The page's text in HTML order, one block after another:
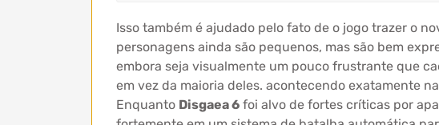
Isso também é ajudado pelo fato de o jogo trazer o
personagens ainda são pequenos, mas são bem
embora seja visualmente um pouco frustrante que
em vez da maioria deles. acontecendo exatamente
Enquanto Disgaea 6 foi alvo de fortes críticas por